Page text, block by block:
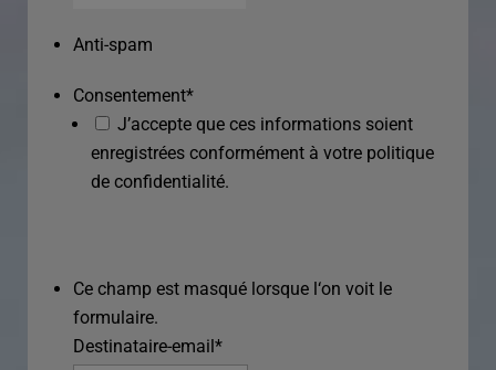
Anti-spam
Consentement*
J’accepte que ces informations soient
enregistrées conformément à votre politique
de confidentialité.
Ce champ est masqué lorsque l‘on voit le
formulaire.
Destinataire-email*